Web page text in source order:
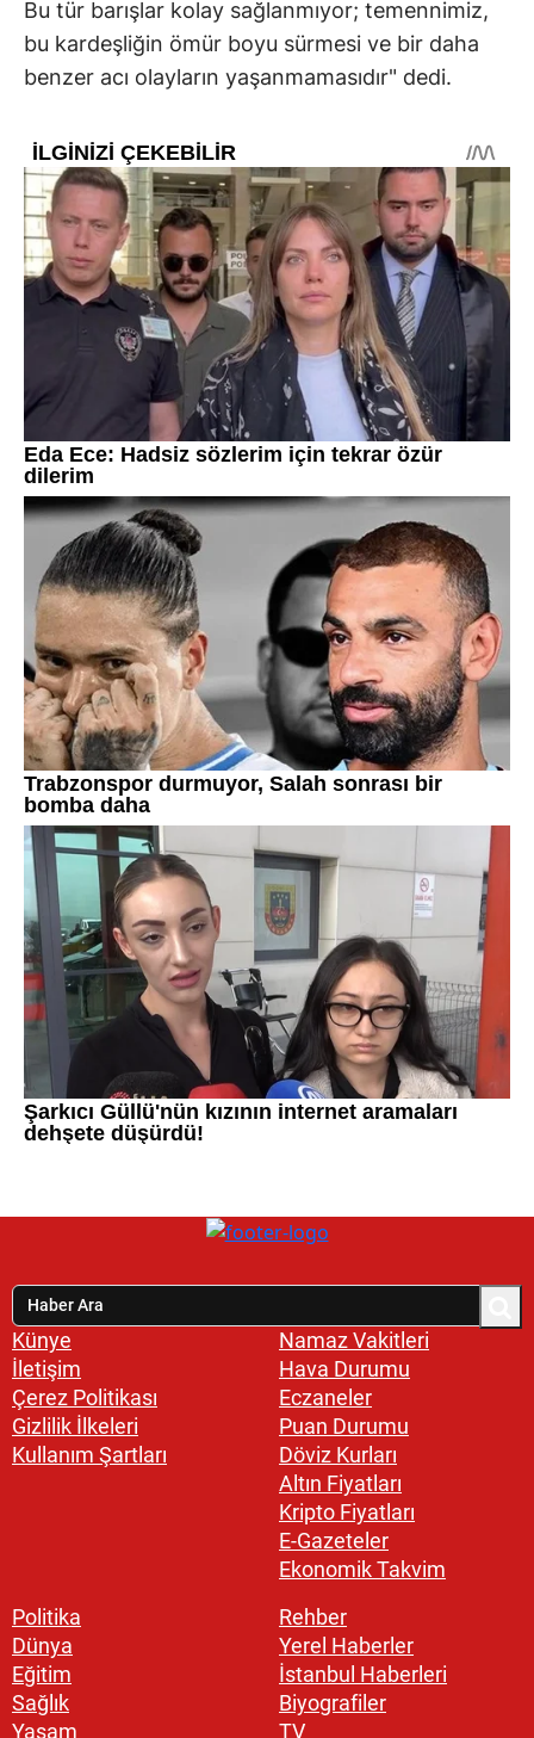
Bu tür barışlar kolay sağlanmıyor; temennimiz,
bu kardeşliğin ömür boyu sürmesi ve bir daha
benzer acı olayların yaşanmamasıdır" dedi.
Künye
İletişim
Çerez Politikası
Gizlilik İlkeleri
Kullanım Şartları
Namaz Vakitleri
Hava Durumu
Eczaneler
Puan Durumu
Döviz Kurları
Altın Fiyatları
Kripto Fiyatları
E-Gazeteler
Ekonomik Takvim
Politika
Dünya
Eğitim
Sağlık
Yaşam
Rehber
Yerel Haberler
İstanbul Haberleri
Biyografiler
TV